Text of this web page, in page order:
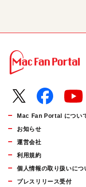
Mac Fan Portal につい
お知らせ
運営会社
利用規約
個人情報の取り扱いにつ
プレスリリース受付